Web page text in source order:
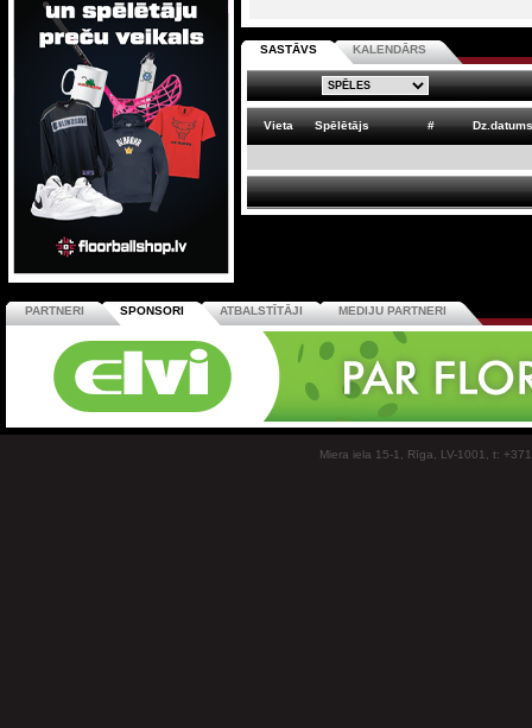
SASTĀVS KALENDĀRS
Vieta Spēlētājs # Dz.datums
PARTNERI SPONSORI ATBALSTĪTĀJI MEDIJU PARTNERI
Miera iela 15-1, Rīga, LV-1001, t: